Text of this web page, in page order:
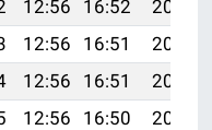
12:56 16:52
20:11
12:56 16:51
20:10
12:56 16:51
20:09
12:56 16:50
20:08